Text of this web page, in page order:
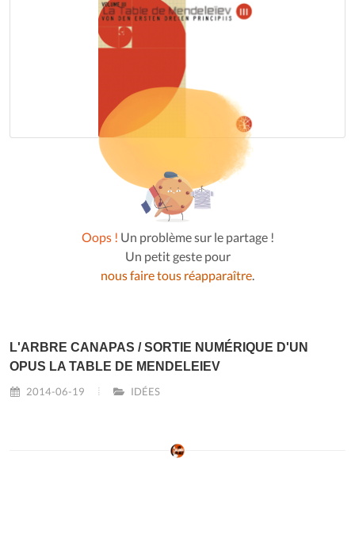
Oops ! Un problème sur le partage !
Un petit geste pour
nous faire tous réapparaître
L'ARBRE CANAPAS / SORTIE NUMÉRIQUE D'UN
OPUS LA TABLE DE MENDELEIEV
2014-06-19 IDÉES